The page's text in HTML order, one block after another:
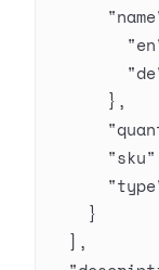
      },
      "sku"
    }
  ],